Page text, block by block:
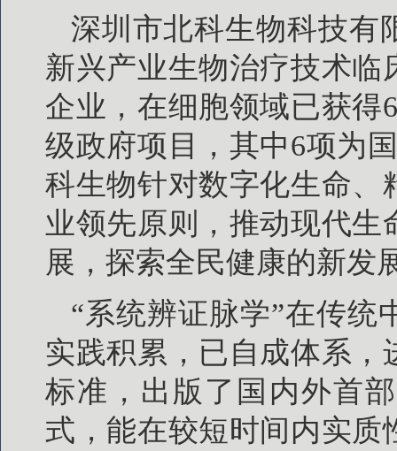
深圳市北科生物科技有
新兴产业生物治疗技术
企业，在细胞领域已获得
级政府项目，其中6项为
科生物针对数字化生命、
业领先原则，推动现代
展，探索全民健康的新发
“系统辨证脉学”在传统
实践积累，已自成体系
标准，出版了国内外首
式，能在较短时间内实